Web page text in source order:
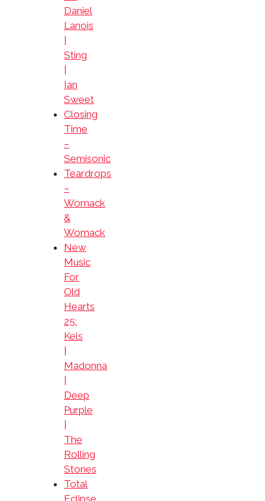
Daniel
Lanois
Sting
Ian
Sweet
Closing
Time
–
Semisonic
Teardrops
–
Womack
&
Womack
New
Music
For
Old
Hearts
25:
Kels
Madonna
Deep
Purple
The
Rolling
Stones
Total